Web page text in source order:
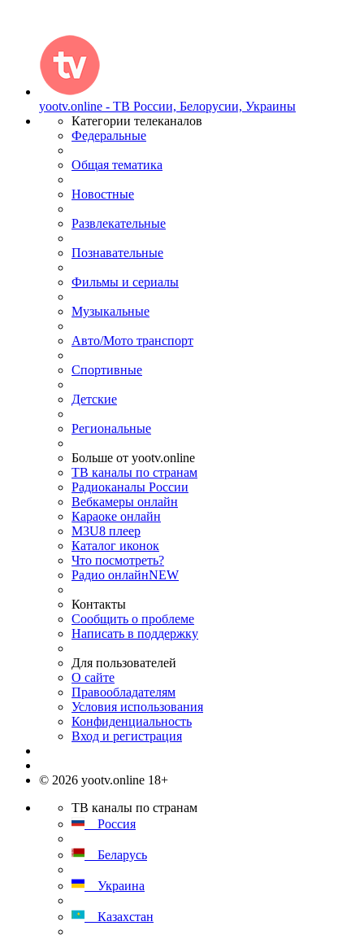
yootv.online - ТВ России, Белорусии, Украины
Категории телеканалов
Федеральные
Общая тематика
Новостные
Развлекательные
Познавательные
Фильмы и сериалы
Музыкальные
Авто/Мото транспорт
Спортивные
Детские
Региональные
Больше от yootv.online
ТВ каналы по странам
Радиоканалы России
Вебкамеры онлайн
Караоке онлайн
M3U8 плеер
Каталог иконок
Что посмотреть?
Радио онлайнNEW
Контакты
Сообщить о проблеме
Написать в поддержку
Для пользователей
О сайте
Правообладателям
Условия использования
Конфиденциальность
Вход и регистрация
© 2026 yootv.online 18+
ТВ каналы по странам
Россия
Беларусь
Украина
Казахстан